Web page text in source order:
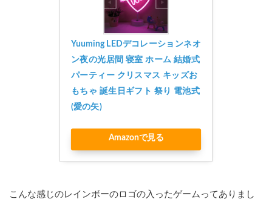
Yuuming LEDデコレーションネオ
ン夜の光居間 寝室 ホーム 結婚式
パーティー クリスマス キッズお
もちゃ 誕生日ギフト 祭り 電池式
(愛の矢)
Amazonで見る
こんな感じのレインボーのロゴの入ったゲームってありまし